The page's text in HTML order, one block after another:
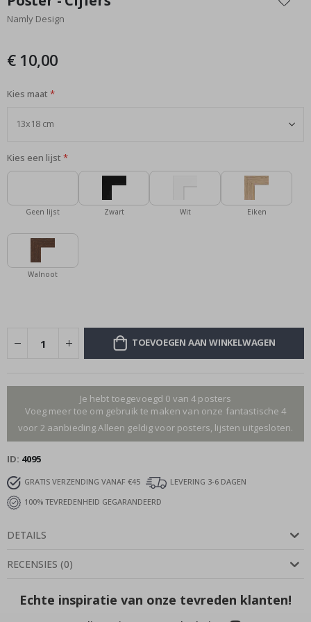
het
begin
afbeeldingen-
Namly Design
€ 10,00
Kies maat
Kies een lijst
Geen lijst Zwart Wit Eiken
Walnoot
TOEVOEGEN AAN WINKELWAGEN
Je hebt toegevoegd 0 van 4 posters
Voeg meer toe om gebruik te maken van onze fantastische 4
voor 2 aanbieding.Alleen geldig voor posters, lijsten uitgesloten.
ID 4095
GRATIS VERZENDING VANAF €45
LEVERING 3-6 DAGEN
100% TEVREDENHEID GEGARANDEERD
DETAILS
RECENSIES (0)
Echte inspiratie van onze tevreden klanten!